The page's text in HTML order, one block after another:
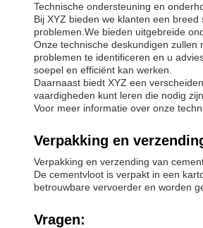
Technische ondersteuning en
Bij XYZ bieden we klanten een
problemen.We bieden uitgebreide
Onze technische deskundigen
problemen te identificeren en u
soepel en efficiënt kan werken.
Daarnaast biedt XYZ een
vaardigheden kunt leren die nodig
Voor meer informatie over onze
Verpakking en
Verpakking en verzending van
De cementvloot is verpakt in een
betrouwbare vervoerder en worden
Vragen: